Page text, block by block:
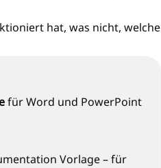
hat, was nicht, welche
für Word und PowerPoint
Vorlage – für